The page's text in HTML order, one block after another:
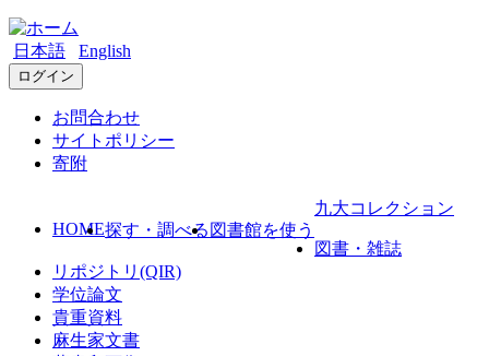
日本語 English
ログイン
お問合わせ
サイトポリシー
寄附
HOME探す・調べる 図書館を使う
九大コレクション
図書・雑誌
リポジトリ(QIR)
学位論文
貴重資料
麻生家文書